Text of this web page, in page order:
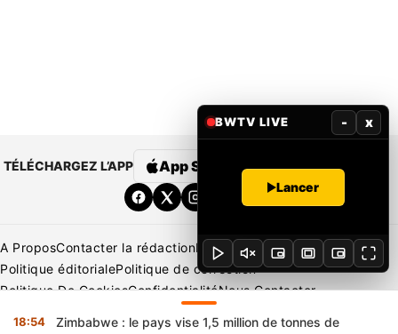
TÉLÉCHARGEZ L’APP App Store Google Play
A ProposContacter la rédactionRédaction Mentions légales
Politique éditorialePolitique de correction
Politique De CookiesConfidentialitéNous Contacter
18:54
Zimbabwe : le pays vise 1,5 million de tonnes de
BWTV LIVE - x
Lancer